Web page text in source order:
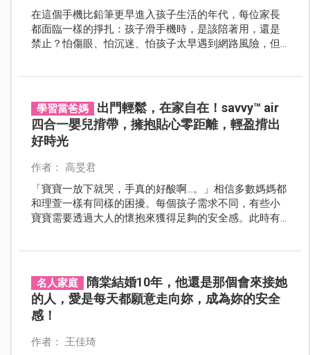
在這個手機比鉛筆更早進入孩子生活的年代，每位家長
都面臨一樣的掙扎：孩子滑手機時，是該陪著用，還是
禁止？怕傷眼、怕沉迷、怕孩子太早遇到網路風險，但
會更有方向，也更有安全感。而陪伴，就是最關鍵的起
點。
學習當爸媽
出門輕鬆，在家自在！savvy™ air
四合一嬰兒揹帶，擁抱貼心零距離，輕盈揹出
好時光
作者： 高旻君
「寶寶一放下就哭，手真的好酸啊…。」相信多數媽媽都
和理萱一樣有同樣的困擾。每個孩子需求不同，有些小
寶寶需要透過大人的懷抱來獲得足夠的安全感。此時有
名人家庭
隋棠結婚10年，他還是那個會來接她
的人，愛是每天都願意走向妳，成為妳的安全
感！
作者： 王佳琦